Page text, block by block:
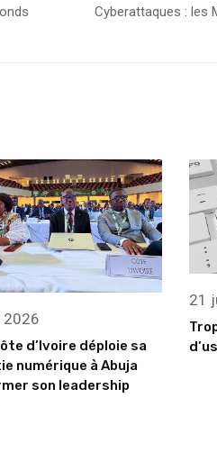
Cyberattaques : les
2026
d’Ivoire déploie sa
numérique à Abuja
son leadership
21